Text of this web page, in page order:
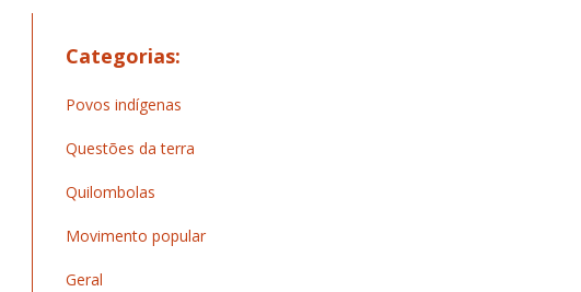
Categorias:
Povos indígenas
Questões da terra
Quilombolas
Movimento popular
Geral